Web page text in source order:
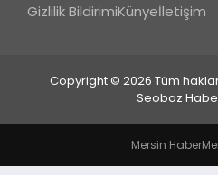
Gizlilik BildirimiKünyeİletişim
Copyright © 2026 Tüm hakları
Seobaz
Mersin Haber